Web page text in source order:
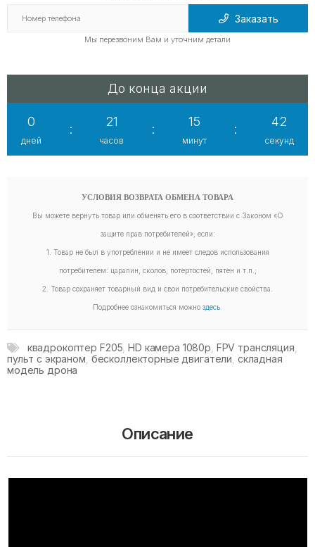
Заказать
Мы перезвоним Вам и уточним детали
До конца акции
0
дней
:
21
часов
:
15
минут
:
41
секунд
УСЛОВИЯ ВОЗВРАТА ОБМЕНА ТОВАРА
Вы можете вернуть товар или обменять его в соответствии с Законом «О
защите прав потребителей», если:
1. Товар не был в употреблении и не имеет следов использования
потребителем: царапин, сколов, потертостей, пятен и т.п.;
2. Товар сохраняет товарный вид и свои потребительские свойства.
Подробнее ознакомиться можно здесь
квадрокоптер F205 ,HD камера 1080p FPV трансляция
пульт с экраном бесколлекторные двигатели складная
модель дрона
Описание